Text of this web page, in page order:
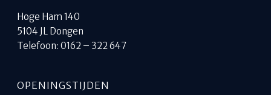
Hoge Ham 140
5104 JL Dongen
Telefoon: 0162 – 322 647
OPENINGSTIJDEN